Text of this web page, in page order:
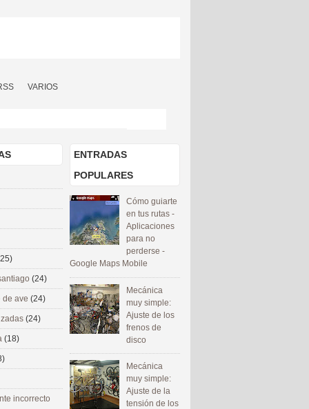
VARIOS
ENTRADAS
POPULARES
Cómo guiarte
en tus rutas -
Aplicaciones
para no
perderse -
Google Maps Mobile
Mecánica
muy simple:
Ajuste de los
frenos de
disco
Mecánica
muy simple:
Ajuste de la
tensión de los
(24)
de ave (24)
(24)
(18)
incorrecto